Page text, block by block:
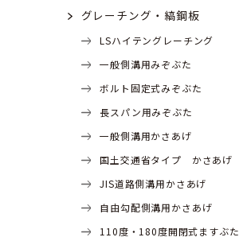
グレーチング・縞鋼板
LSハイテングレーチング
一般側溝用みぞぶた
ボルト固定式みぞぶた
長スパン用みぞぶた
一般側溝用かさあげ
国土交通省タイプ かさあげ
JIS道路側溝用かさあげ
自由勾配側溝用かさあげ
110度・180度開閉式ますぶた